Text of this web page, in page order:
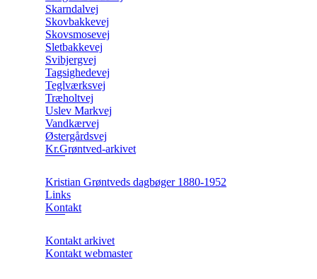
Skarndalvej
Skovbakkevej
Skovsmosevej
Sletbakkevej
Svibjergvej
Tagsighedevej
Teglværksvej
Træholtvej
Uslev Markvej
Vandkærvej
Østergårdsvej
Kr.Grøntved-arkivet
Kristian Grøntveds dagbøger 1880-1952
Links
Kontakt
Kontakt arkivet
Kontakt webmaster